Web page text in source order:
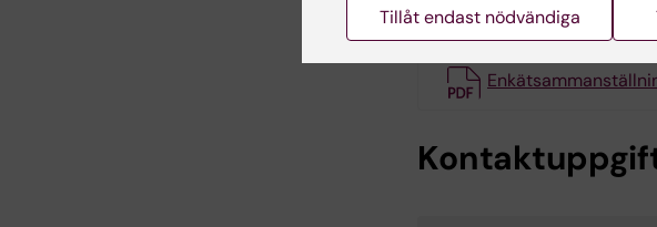
Kursanalys 2PS056
Tillåt endast nödvändiga